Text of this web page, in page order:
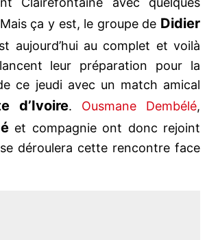
ça y est, le groupe de Didier
aujourd’hui au complet et voilà
leur préparation pour la
ce jeudi avec un match amical
d’Ivoire. Ousmane Dembélé,
et compagnie ont donc rejoint
déroulera cette rencontre face